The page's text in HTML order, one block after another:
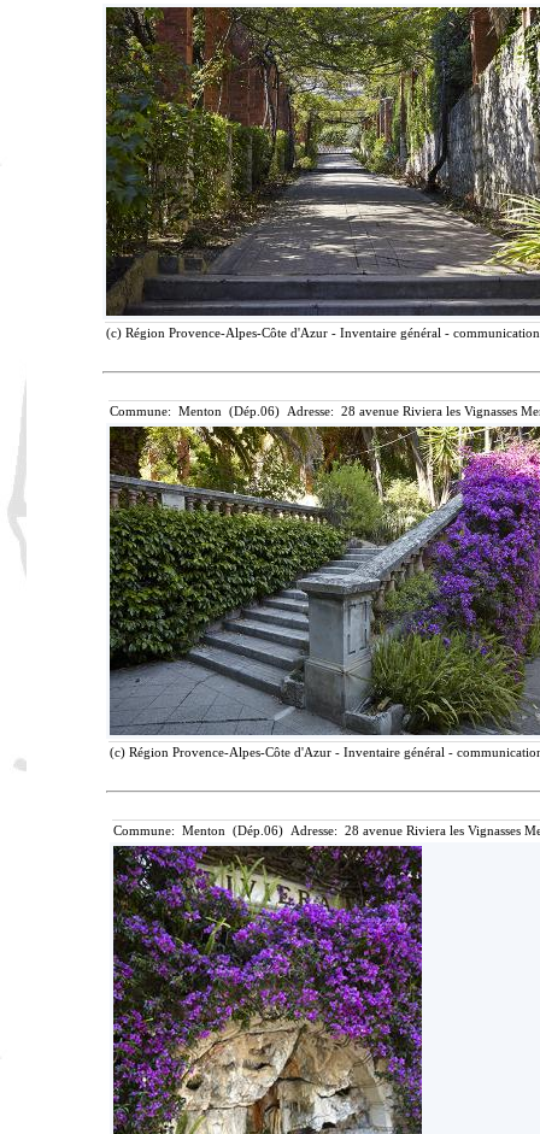
(c) Région Provence-Alpes-Côte d'Azur - Inventaire général -
Commune: Menton (Dép.06) Adresse: 28 avenue Riviera les Vignasses
(c) Région Provence-Alpes-Côte d'Azur - Inventaire général -
Commune: Menton (Dép.06) Adresse: 28 avenue Riviera les Vignasses